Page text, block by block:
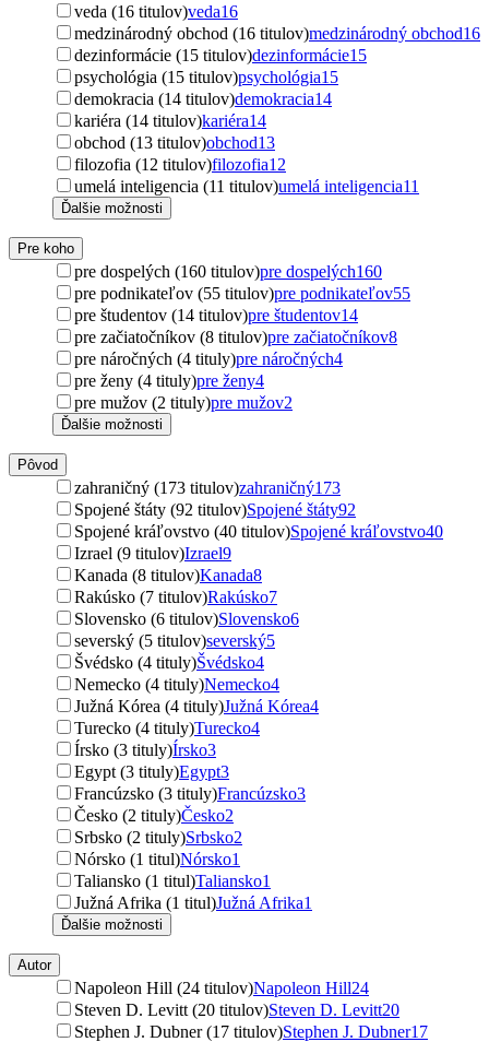
veda (16 titulov)veda16
medzinárodný obchod (16 titulov)medzinárodný obchod16
dezinformácie (15 titulov)dezinformácie15
psychológia (15 titulov)psychológia15
demokracia (14 titulov)demokracia14
kariéra (14 titulov)kariéra14
obchod (13 titulov)obchod13
filozofia (12 titulov)filozofia12
umelá inteligencia (11 titulov)umelá inteligencia11
Ďalšie možnosti
Pre koho
pre dospelých (160 titulov)pre dospelých160
pre podnikateľov (55 titulov)pre podnikateľov55
pre študentov (14 titulov)pre študentov14
pre začiatočníkov (8 titulov)pre začiatočníkov8
pre náročných (4 tituly)pre náročných4
pre ženy (4 tituly)pre ženy4
pre mužov (2 tituly)pre mužov2
Ďalšie možnosti
Pôvod
zahraničný (173 titulov)zahraničný173
Spojené štáty (92 titulov)Spojené štáty92
Spojené kráľovstvo (40 titulov)Spojené kráľovstvo40
Izrael (9 titulov)Izrael9
Kanada (8 titulov)Kanada8
Rakúsko (7 titulov)Rakúsko7
Slovensko (6 titulov)Slovensko6
severský (5 titulov)severský5
Švédsko (4 tituly)Švédsko4
Nemecko (4 tituly)Nemecko4
Južná Kórea (4 tituly)Južná Kórea4
Turecko (4 tituly)Turecko4
Írsko (3 tituly)Írsko3
Egypt (3 tituly)Egypt3
Francúzsko (3 tituly)Francúzsko3
Česko (2 tituly)Česko2
Srbsko (2 tituly)Srbsko2
Nórsko (1 titul)Nórsko1
Taliansko (1 titul)Taliansko1
Južná Afrika (1 titul)Južná Afrika1
Ďalšie možnosti
Autor
Napoleon Hill (24 titulov)Napoleon Hill24
Steven D. Levitt (20 titulov)Steven D. Levitt20
Stephen J. Dubner (17 titulov)Stephen J. Dubner17